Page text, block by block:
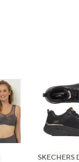
SKECHERS